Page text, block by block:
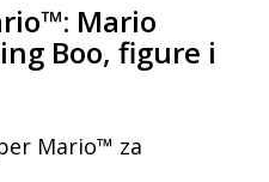
Mario
Boo, figure i
Mario™ za